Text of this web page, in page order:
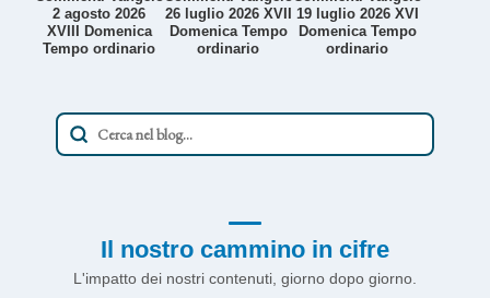
2 agosto 2026
XVIII Domenica
Tempo ordinario
26 luglio 2026 XVII
Domenica Tempo
ordinario
19 luglio 2026 XVI
Domenica Tempo
ordinario
Il nostro cammino in cifre
L'impatto dei nostri contenuti, giorno dopo giorno.